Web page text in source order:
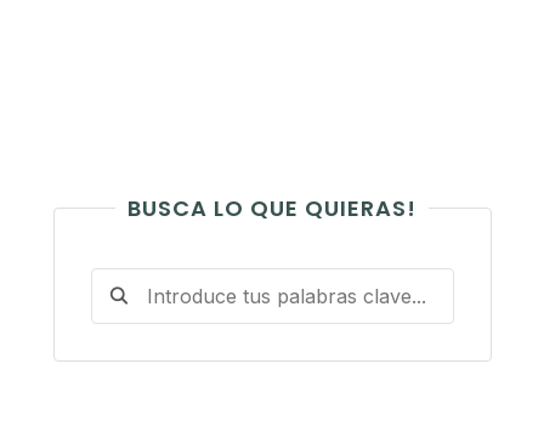
BUSCA LO QUE QUIERAS!